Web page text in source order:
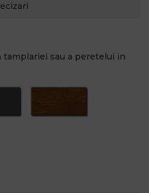
tamplariei sau a peretelui in